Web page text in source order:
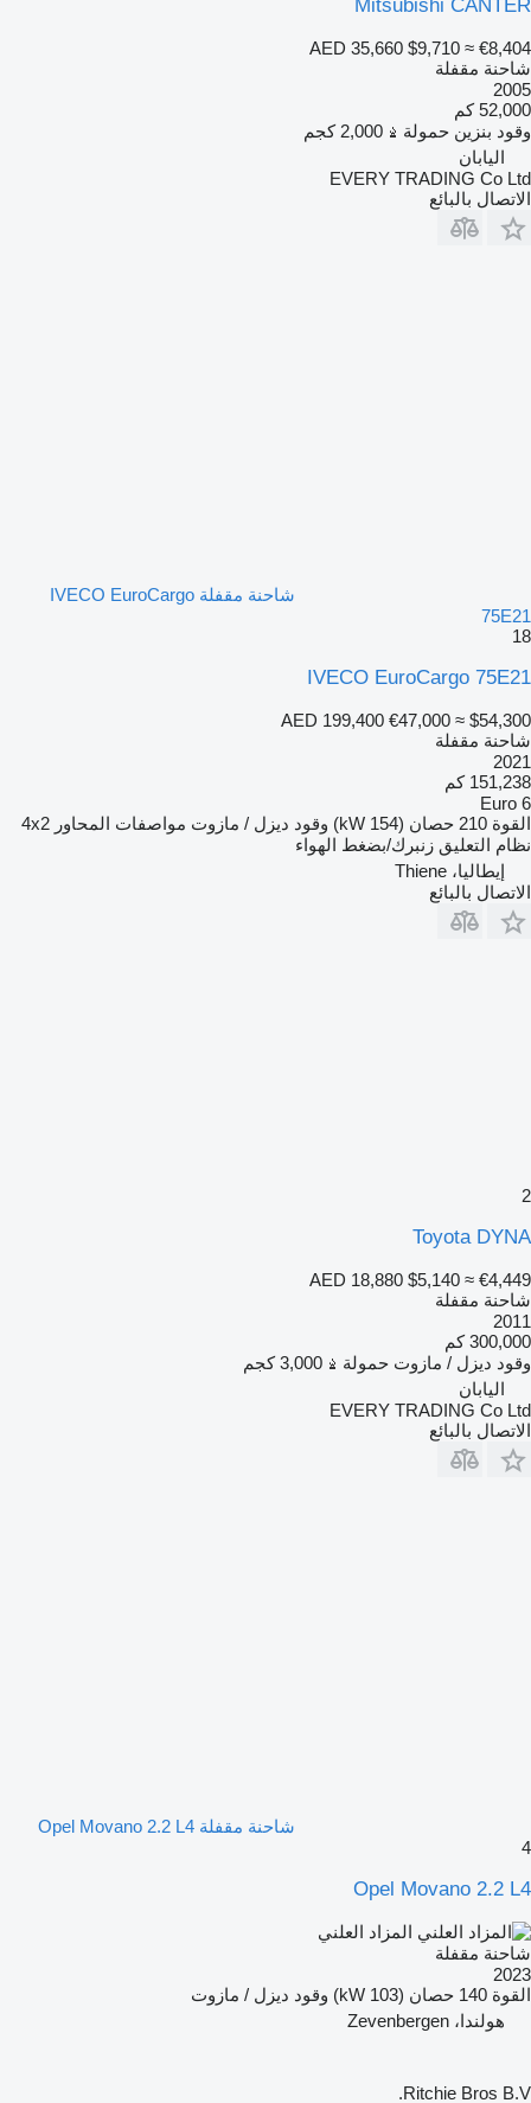
Mitsubishi CANTER
AED 35,660 $9,710 ≈ €8,404
شاحنة مقفلة
2005
52,000 كم
وقود بنزين حمولة
2,000 كجم
اليابان
EVERY TRADING Co Ltd
الاتصال بالبائع
شاحنة مقفلة IVECO EuroCargo
75E21
18
IVECO EuroCargo 75E21
AED 199,400 €47,000 ≈ $54,300
شاحنة مقفلة
2021
151,238 كم
Euro 6
القوة 210 حصان (154 kW) وقود ديزل / مازوت مواصفات المحاور 4x2
نظام التعليق زنبرك/بضغط الهواء
إيطاليا، Thiene
الاتصال بالبائع
2
Toyota DYNA
AED 18,880 $5,140 ≈ €4,449
شاحنة مقفلة
2011
300,000 كم
وقود ديزل / مازوت حمولة
3,000 كجم
اليابان
EVERY TRADING Co Ltd
الاتصال بالبائع
شاحنة مقفلة Opel Movano 2.2 L4
4
Opel Movano 2.2 L4
المزاد العلني
شاحنة مقفلة
2023
القوة 140 حصان (103 kW) وقود ديزل / مازوت
هولندا، Zevenbergen
Ritchie Bros B.V.